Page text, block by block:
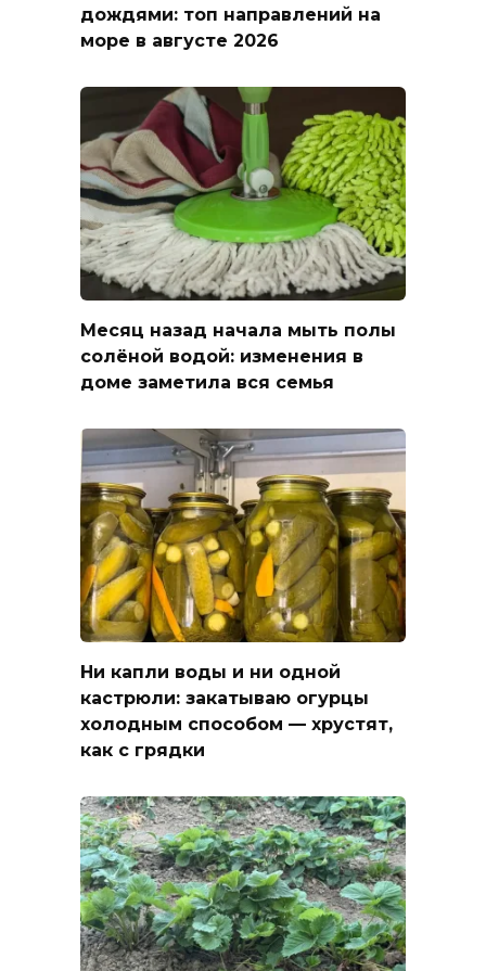
дождями: топ направлений на
море в августе 2026
Месяц назад начала мыть полы
солёной водой: изменения в
доме заметила вся семья
Ни капли воды и ни одной
кастрюли: закатываю огурцы
холодным способом — хрустят,
как с грядки